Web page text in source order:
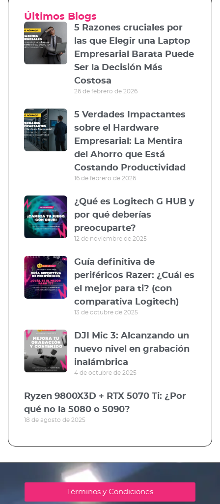
Últimos Blogs
5 Razones cruciales por
las que Elegir una Laptop
Empresarial Barata Puede
Ser la Decisión Más
Costosa
26 de febrero de 2026
5 Verdades Impactantes
sobre el Hardware
Empresarial: La Mentira
del Ahorro que Está
Costando Productividad
16 de febrero de 2026
¿Qué es Logitech G HUB y
por qué deberías
preocuparte?
12 de noviembre de 2025
Guía definitiva de
periféricos Razer: ¿Cuál es
el mejor para ti? (con
comparativa Logitech)
13 de octubre de 2025
DJI Mic 3: Alcanzando un
nuevo nivel en grabación
inalámbrica
4 de octubre de 2025
Ryzen 9800X3D + RTX 5070 Ti: ¿Por
qué no la 5080 o 5090?
18 de agosto de 2025
Términos y Condiciones